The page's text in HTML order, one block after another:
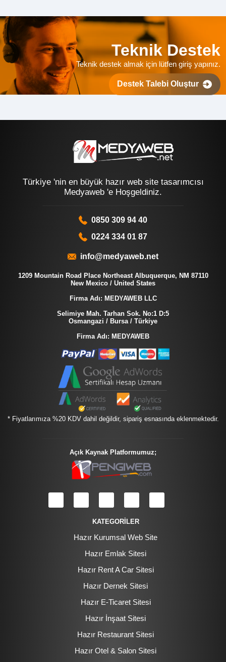
Teknik Destek
Teknik destek almak için lütfen giriş yapınız.
Destek Talebi Oluştur
Türkiye 'nin en büyük hazır web site tasarımcısı
Medyaweb 'e Hoşgeldiniz.
0850 309 94 40
0224 334 01 87
info@medyaweb.net
1209 Mountain Road Place Northeast Albuquerque, NM 87110
New Mexico / United States
Firma Adı: MEDYAWEB LLC
Selimiye Mah. Tarhan Sok. No:1 D:5
Osmangazi / Bursa / Türkiye
Firma Adı: MEDYAWEB
* Fiyatlarımıza %20 KDV dahil değildir, sipariş esnasında eklenmektedir.
Açık Kaynak Platformumuz;
KATEGORİLER
Hazır Kurumsal Web Site
Hazır Emlak Sitesi
Hazır Rent A Car Sitesi
Hazır Dernek Sitesi
Hazır E-Ticaret Sitesi
Hazır İnşaat Sitesi
Hazır Restaurant Sitesi
Hazır Otel & Salon Sitesi